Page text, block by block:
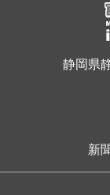
静岡県
新